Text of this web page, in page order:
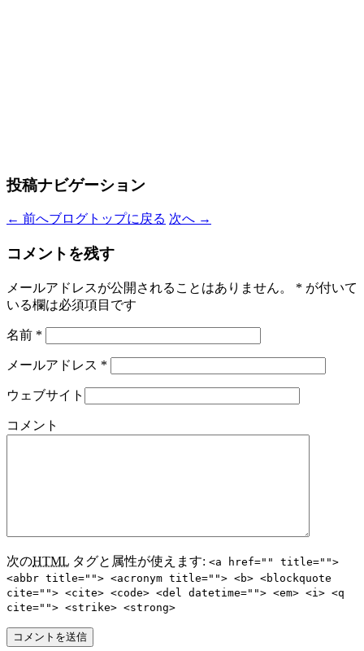
投稿ナビゲーション
← 前へブログトップに戻る 次へ →
コメントを残す
メールアドレスが公開されることはありません。 * が付いて
いる欄は必須項目です
名前 *
メールアドレス *
ウェブサイト
コメント
次のHTML タグと属性が使えます: <a href="" title="">
<abbr title=""> <acronym title=""> <b> <blockquote
cite=""> <cite> <code> <del datetime=""> <em> <i> <q
cite=""> <strike> <strong>